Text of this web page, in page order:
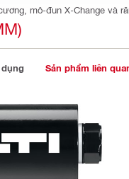
mô-đun X-Change và
Sản phẩm liên